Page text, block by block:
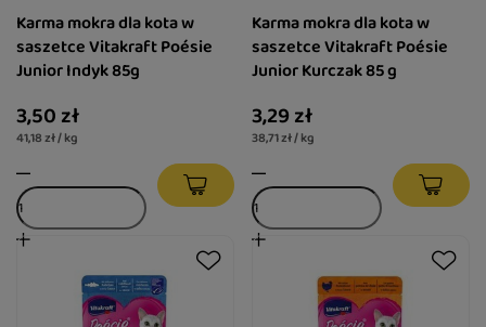
Karma mokra dla kota w
saszetce Vitakraft Poésie
Junior Indyk 85g
3,50 zł
41,18 zł / kg
Karma mokra dla kota w
saszetce Vitakraft Poésie
Junior Kurczak 85 g
3,29 zł
38,71 zł / kg